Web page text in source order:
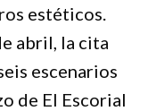
estéticos.
abril, la cita
escenarios
de El Escorial